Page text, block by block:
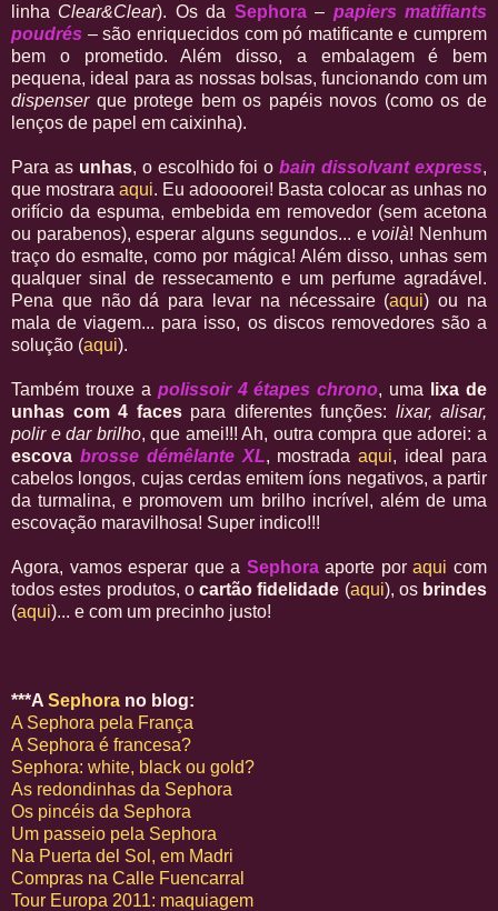
linha Clear&Clear). Os da Sephora– papiers matifiants
poudrés – são enriquecidos com pó matificante e cumprem
bem o prometido. Além disso, a embalagem é bem
pequena, ideal para as nossas bolsas, funcionando com um
dispenser que protege bem os papéis novos (como os de
lenços de papel em caixinha).
Para as unhas, o escolhido foi obain dissolvant express,
que mostrara aqui. Eu adoooorei! Basta colocar as unhas no
orifício da espuma, embebida em removedor (sem acetona
ou parabenos), esperar alguns segundos... e voilà! Nenhum
traço do esmalte, como por mágica! Além disso, unhas sem
qualquer sinal de ressecamento e um perfume agradável.
Pena que não dá para levar na nécessaire (aqui) ou na
mala de viagem... para isso, os discos removedores são a
solução (aqui).
Também trouxe a polissoir 4 étapes chrono, uma
lixa de
unhas com 4 facespara diferentes funções: lixar, alisar,
polir e dar brilho, que amei!!! Ah, outra compra que adorei: a
escova brosse démêlante XL, mostradaaqui, ideal para
cabelos longos, cujas cerdas emitem íons negativos, a partir
da turmalina, e promovem um brilho incrível, além de uma
escovação maravilhosa! Super indico!!!
Agora, vamos esperar que a Sephoraaporte poraqui com
todos estes produtos, o cartão fidelidade (aqui), os brindes
(aqui)... e com um precinho justo!
***A Sephora no blog:
A Sephora pela França
A Sephora é francesa?
Sephora: white, black ou gold?
As redondinhas da Sephora
Os pincéis da Sephora
Um passeio pela Sephora
Na Puerta del Sol, em Madri
Compras na Calle Fuencarral
Tour Europa 2011: maquiagem